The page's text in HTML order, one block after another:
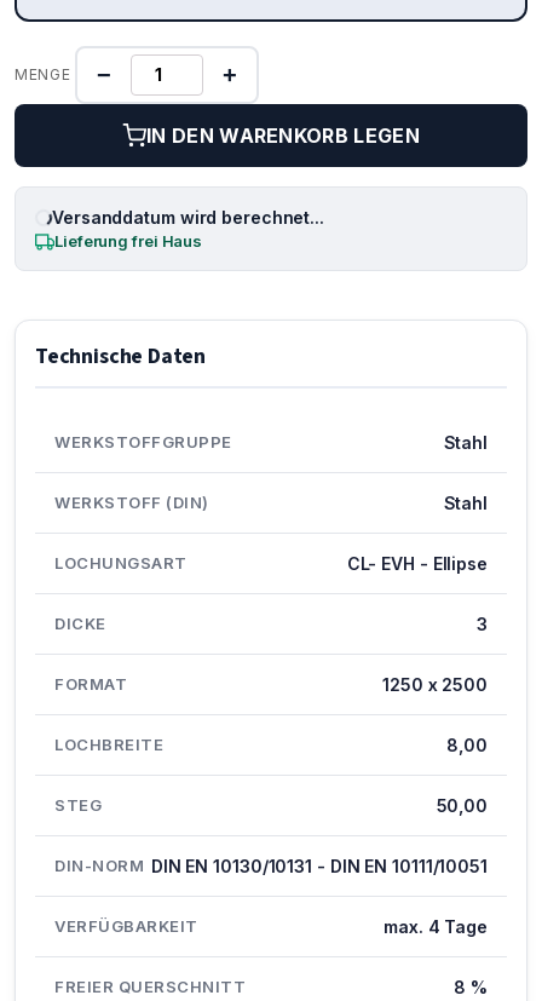
MENGE − +
IN DEN WARENKORB LEGEN
Versanddatum wird berechnet...
Lieferung frei Haus
Technische Daten
WERKSTOFFGRUPPE Stahl
WERKSTOFF (DIN) Stahl
LOCHUNGSART CL- EVH - Ellipse
DICKE 3
FORMAT 1250 x 2500
LOCHBREITE 8,00
STEG 50,00
DIN-NORM DIN EN 10130/10131 - DIN EN 10111/10051
VERFÜGBARKEIT max. 4 Tage
FREIER QUERSCHNITT 8 %